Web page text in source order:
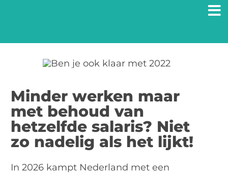
Minder werken maar
met behoud van
hetzelfde salaris? Niet
zo nadelig als het lijkt!
In 2026 kampt Nederland met een